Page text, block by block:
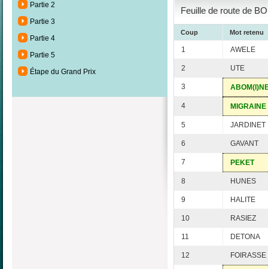
Partie 2
Partie 3
Partie 4
Partie 5
Étape du Grand Prix
Feuille de route de
Coup Mot retenu
1 AWELE
2 UTE
3
4 MIGRAINE
5 JARDINET
6 GAVANT
7 PEKET
8 HUNES
9 HALITE
10 RASIEZ
11 DETONA
12 FOIRASSE